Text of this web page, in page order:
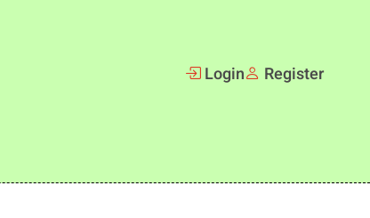
Login Register